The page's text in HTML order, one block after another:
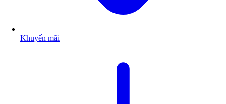
Khuyến mãi